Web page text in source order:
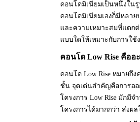
คอนโดมิเนียมเป็นหนึ่งใน
คอนโดมิเนียมเองก็มีหลา
และความเหมาะสมที่แตก
แบบใดให้เหมาะกับการใช้
คอนโด Low Rise คืออ
คอนโด Low Rise หมายถึ
ชั้น จุดเด่นสำคัญคือการอ
โครงการ Low Rise มักมี
โครงการได้มากกว่า ส่งผ